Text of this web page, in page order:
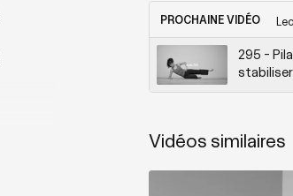
PROCHAINE VIDÉO
295 -
Vidéos similaires